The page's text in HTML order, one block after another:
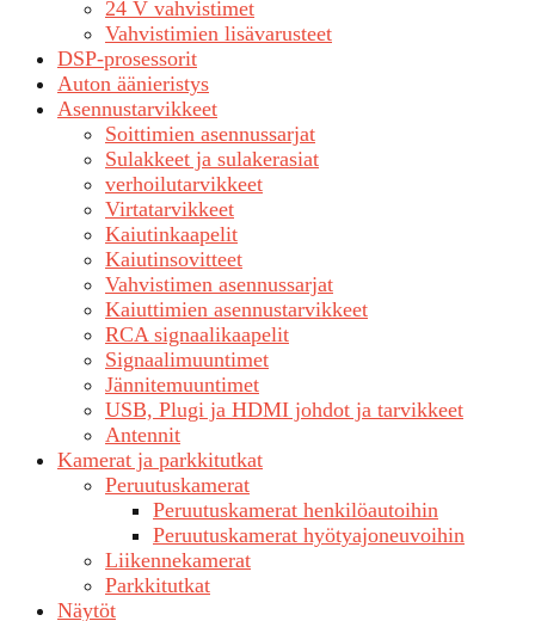
24 V vahvistimet
Vahvistimien lisävarusteet
DSP-prosessorit
Auton äänieristys
Asennustarvikkeet
Soittimien asennussarjat
Sulakkeet ja sulakerasiat
verhoilutarvikkeet
Virtatarvikkeet
Kaiutinkaapelit
Kaiutinsovitteet
Vahvistimen asennussarjat
Kaiuttimien asennustarvikkeet
RCA signaalikaapelit
Signaalimuuntimet
Jännitemuuntimet
USB, Plugi ja HDMI johdot ja tarvikkeet
Antennit
Kamerat ja parkkitutkat
Peruutuskamerat
Peruutuskamerat henkilöautoihin
Peruutuskamerat hyötyajoneuvoihin
Liikennekamerat
Parkkitutkat
Näytöt